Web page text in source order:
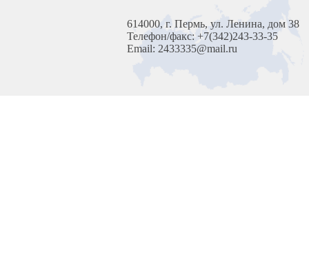
614000, г. Пермь, ул. Ленина, дом 38
Телефон/факс: +7(342)243-33-35
Email: 2433335@mail.ru